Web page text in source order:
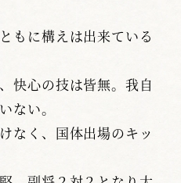
もに構えは出来ている
快心の技は皆無。我自
ない。
なく、国体出場のキッ